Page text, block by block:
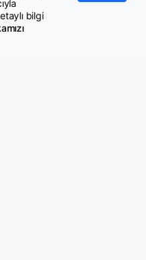
bilgi